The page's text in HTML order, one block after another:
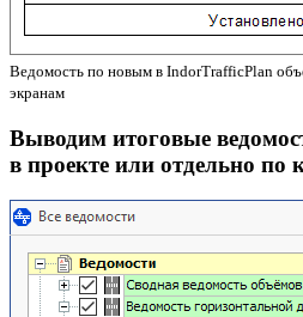
Ведомость по новым в IndorTrafficPlan
экранам
Выводим итоговые
в проекте или отдельно по